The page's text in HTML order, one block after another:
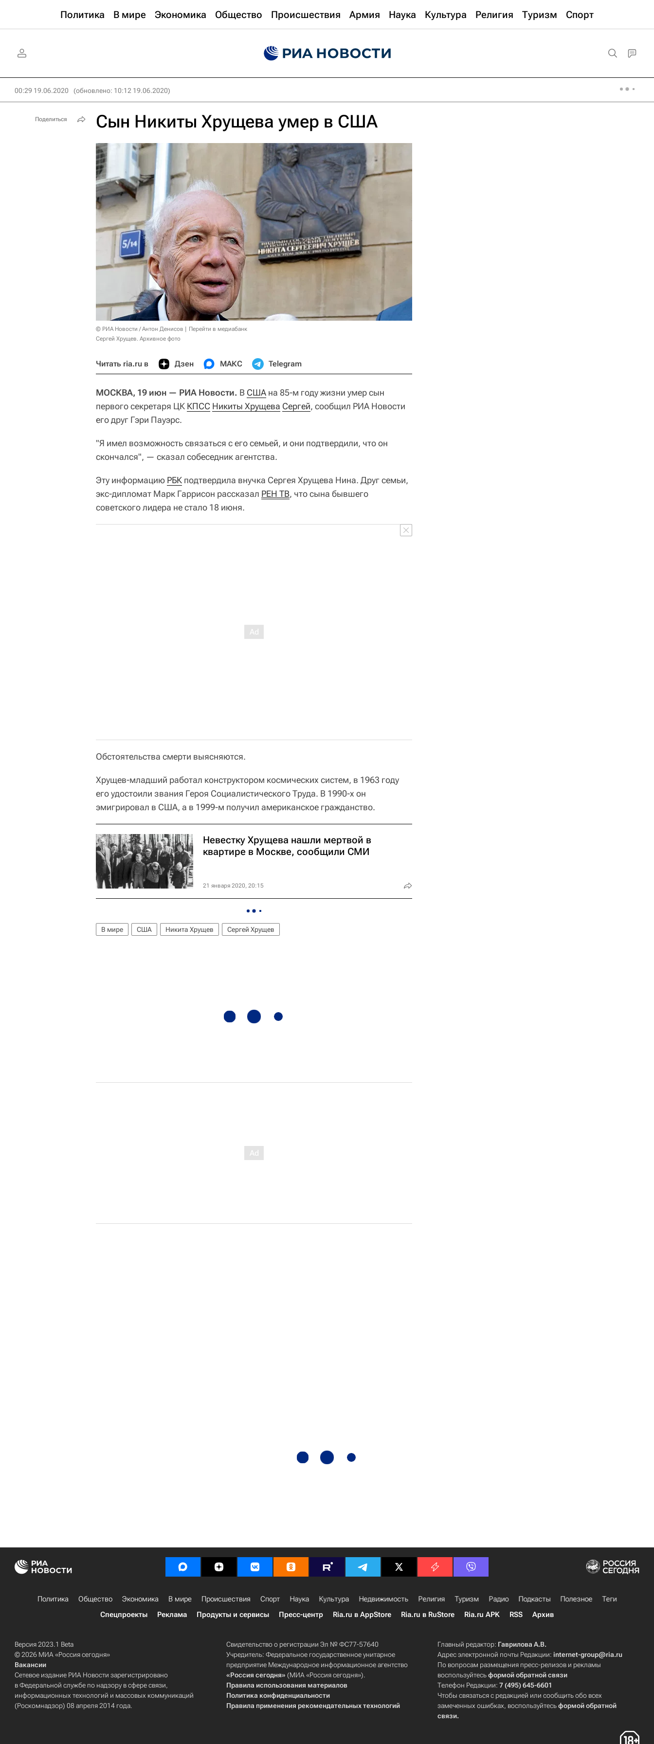
Политика В мире Экономика Общество Происшествия Армия Наука Культура Религия Туризм Спорт
00:29 19.06.2020 (обновлено: 10:12 19.06.2020)
Сын Никиты Хрущева умер в США
© РИА Новости / Антон Денисов
Перейти в медиабанк
Сергей Хрущев. Архивное фото
Читать ria.ru в Дзен МАКС Telegram
МОСКВА, 19 июн — РИА Новости. В США на 85-м году жизни умер сын
первого секретаря ЦК КПСС Никиты Хрущева Сергей, сообщил РИА Новости
его друг Гэри Пауэрс.
"Я имел возможность связаться с его семьей, и они подтвердили, что он
скончался", — сказал собеседник агентства.
Эту информацию РБК подтвердила внучка Сергея Хрущева Нина. Друг семьи,
экс-дипломат Марк Гаррисон рассказал РЕН ТВ, что сына бывшего
советского лидера не стало 18 июня.
Обстоятельства смерти выясняются.
Хрущев-младший работал конструктором космических систем, в 1963 году
его удостоили звания Героя Социалистического Труда. В 1990-х он
эмигрировал в США, а в 1999-м получил американское гражданство.
Невестку Хрущева нашли мертвой в
квартире в Москве, сообщили СМИ
21 января 2020, 20:15
В мире США Никита Хрущев Сергей Хрущев
Поделиться
Политика Общество Экономика В мире Происшествия Спорт Наука Культура Недвижимость Религия Туризм Радио Подкасты Полезное
Теги
Спецпроекты
Реклама Продукты и сервисы Пресс-центр Ria.ru в AppStore Ria.ru в RuStore Ria.ru APK RSS Архив
Версия 2023.1 Beta
© 2026 МИА «Россия сегодня»
Вакансии
Сетевое издание РИА Новости зарегистрировано
в Федеральной службе по надзору в сфере связи,
информационных технологий и массовых коммуникаций
(Роскомнадзор) 08 апреля 2014 года.
Свидетельство о регистрации Эл № ФС77-57640
Учредитель: Федеральное государственное унитарное
предприятие Международное информационное агентство
«Россия сегодня» (МИА «Россия сегодня»).
Правила использования материалов
Политика конфиденциальности
Правила применения рекомендательных технологий
Главный редактор: Гаврилова А.В.
Адрес электронной почты Редакции:internet-group@ria.ru
По вопросам размещения пресс-релизов и рекламы
воспользуйтесьформой обратной связи
Телефон Редакции:7 (495) 645-6601
Чтобы связаться с редакцией или сообщить обо всех
замеченных ошибках, воспользуйтесьформой обратной
связи.